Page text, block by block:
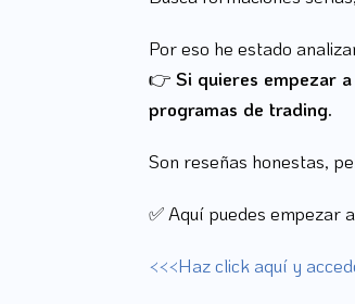
Por eso he estado
👉 Si quieres empezar
programas de trading.
Son reseñas honestas,
✅ Aquí puedes empezar
<<<Haz click aquí y